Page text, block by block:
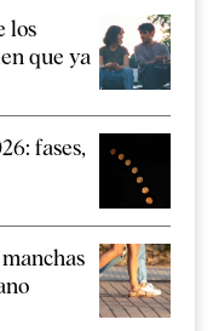
los
que ya
fases,